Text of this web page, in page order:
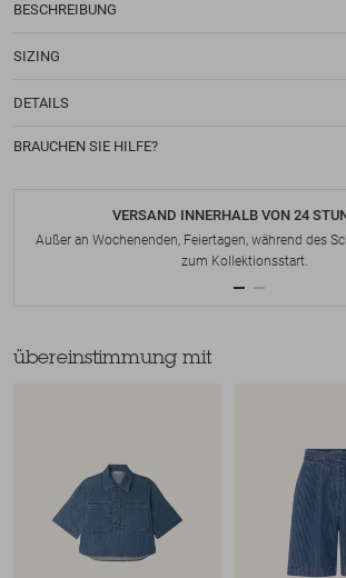
BESCHREIBUNG
SIZING
DETAILS
BRAUCHEN SIE HILFE?
VERSAND INNERHALB VON 24
Außer an Wochenenden, Feiertagen, während des
zum Kollektionsstart.
übereinstimmung mit